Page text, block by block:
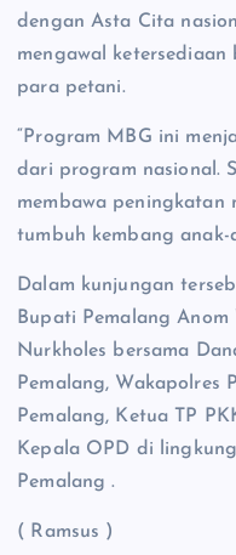
dengan Asta Cita
mengawal
para petani.
“Program MBG ini
dari program nasional.
membawa
tumbuh kembang anak-
Dalam kunjungan
Bupati Pemalang
Nurkholes bersama
Pemalang, Wakapolres
Pemalang, Ketua TP
Kepala OPD di
Pemalang .
( Ramsus )